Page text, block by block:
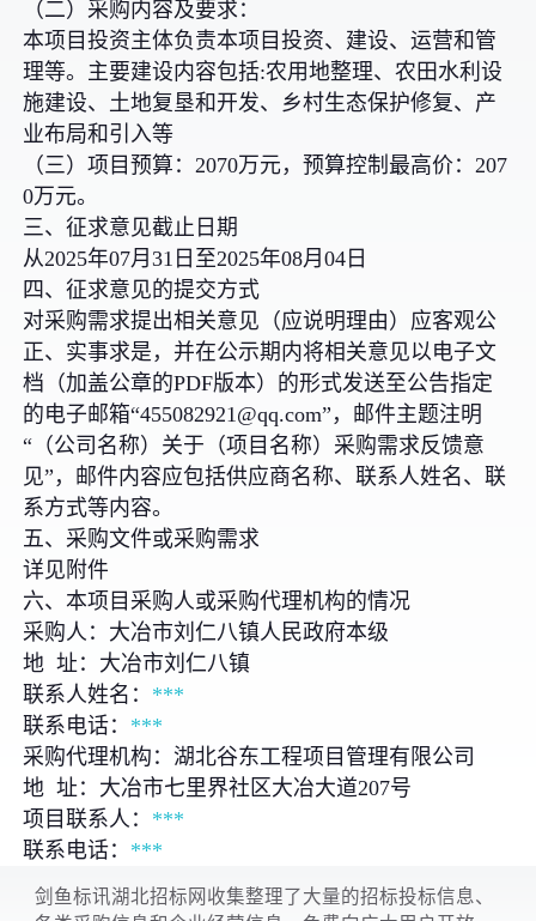
（二）采购内容及要求：
本项目投资主体负责本项目投资、建设、运营和管
理等。主要建设内容包括:农用地整理、农田水利设
施建设、土地复垦和开发、乡村生态保护修复、产
业布局和引入等
（三）项目预算：2070万元，预算控制最高价：207
0万元。
三、征求意见截止日期
从2025年07月31日至2025年08月04日
四、征求意见的提交方式
对采购需求提出相关意见（应说明理由）应客观公
正、实事求是，并在公示期内将相关意见以电子文
档（加盖公章的PDF版本）的形式发送至公告指定
的电子邮箱“455082921@qq.com”，邮件主题注明
“（公司名称）关于（项目名称）采购需求反馈意
见”，邮件内容应包括供应商名称、联系人姓名、联
系方式等内容。
五、采购文件或采购需求
详见附件
六、本项目采购人或采购代理机构的情况
采购人：大冶市刘仁八镇人民政府本级
地 址：大冶市刘仁八镇
联系人姓名： ***
联系电话： ***
采购代理机构：湖北谷东工程项目管理有限公司
地 址：大冶市七里界社区大冶大道207号
项目联系人： ***
联系电话： ***
剑鱼标讯湖北招标网收集整理了大量的招标投标信息、